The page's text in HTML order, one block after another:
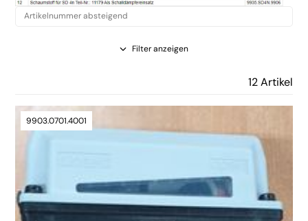
Filter anzeigen
12 Artikel
9903.0701.4001